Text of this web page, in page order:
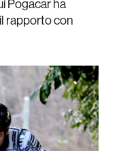
Pogacar ha
rapporto con